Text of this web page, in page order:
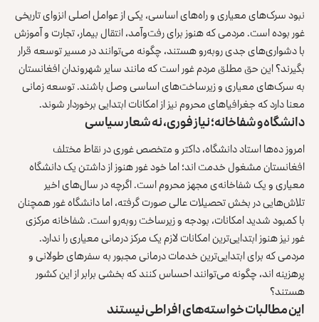
نبود سرک‌های معیاری و راه‌های اساسی، یکی از عوامل اصلی انزوای تاریخی
غور بوده است. مردمی که هنوز برای رفت‌وآمد، انتقال بیمار، تجارت و آموزش
با دشواری‌های جدی روبه‌رو هستند، چگونه می‌توانند در مسیر توسعه قرار
بگیرند؟ این حق مطلق مردم غور است که مانند سایر شهروندان افغانستان
به سرک‌های معیاری و زیرساخت‌های اساسی وصل باشند. توسعه زمانی
معنا دارد که جغرافیاهای محروم نیز از امکانات ابتدایی برخوردار شوند.
دانشگاه و شفاخانه؛ نیاز فوری، نه شعار سیاسی
امروز ده‌ها استاد دانشگاه، داکتر و متخصص غوری در نقاط مختلف
افغانستان مشغول خدمت‌ اند؛ اما خود غور هنوز از داشتن یک دانشگاه
معیاری و یک شفاخانه‌ی مجهز محروم است. اگرچه در سال‌های اخیر
تلاش‌هایی در بخش تحصیلات عالی صورت گرفته، اما دانشگاه غور همچنان
با کمبود شدید امکانات، بودجه و زیرساخت روبه‌رو است. شفاخانه مرکزی
غور نیز هنوز ابتدایی‌ترین امکانات لازم یک مرکز درمانی معیاری را ندارد.
مردمی که برای ابتدایی‌ترین خدمات درمانی مجبور به سفرهای طولانی و
پرهزینه‌ اند، چگونه می‌توانند احساس کنند که بخشی برابر از این کشور
هستند؟
این مطالبات خواسته‌های افراطی نیستند